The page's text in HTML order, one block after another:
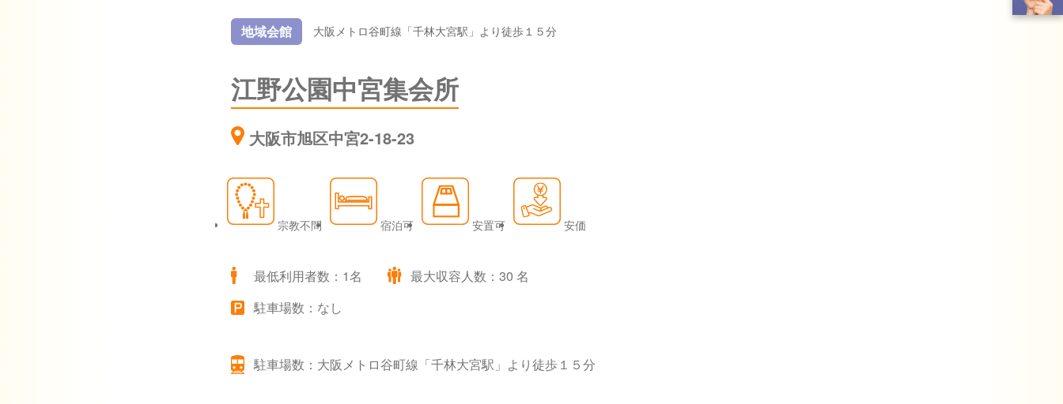
地域会館 大阪メトロ谷町線「千林大宮駅」より徒歩１５分
江野公園中宮集会所
大阪市旭区中宮2-18-23
宗教不問 宿泊可 安置可 安価
最低利用者数：1名
最大収容人数：30 名
駐車場数：なし
駐車場数：大阪メトロ谷町線「千林大宮駅」より徒歩１５分